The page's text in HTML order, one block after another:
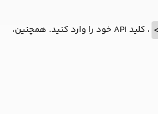
، کلید API خود را وارد کنید. همچنین،